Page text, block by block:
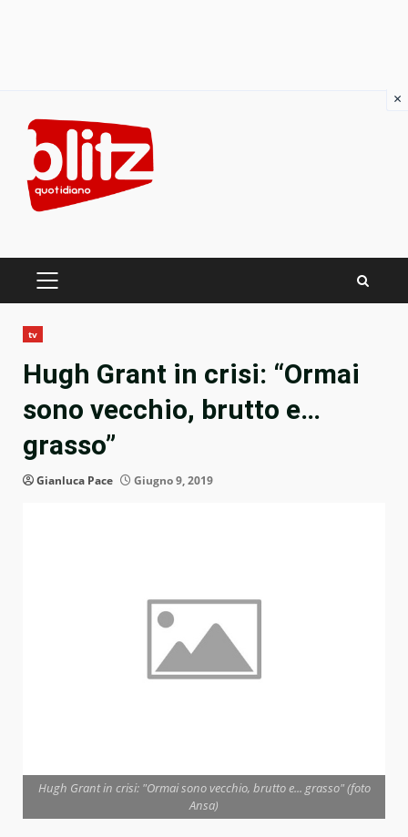
content
PRIMARY
tv
Hugh Grant in crisi: “Ormai
sono vecchio, brutto e…
grasso”
Gianluca Pace Giugno 9, 2019
Hugh Grant in crisi: "Ormai sono vecchio, brutto e... grasso" (foto
Ansa)
×